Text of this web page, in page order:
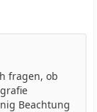
fragen, ob
Beachtung